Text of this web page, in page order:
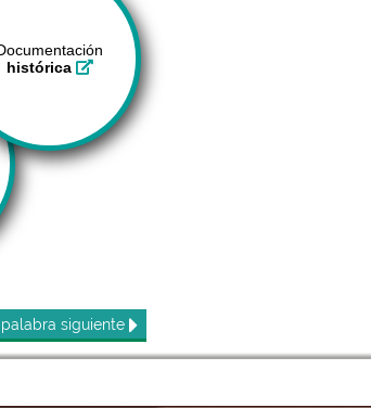
histórica
palabra siguiente